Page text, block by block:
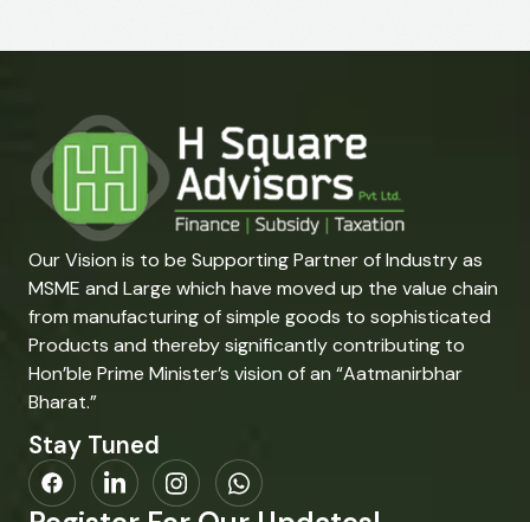
Our Vision is to be Supporting Partner of Industry as
MSME and Large which have moved up the value chain
from manufacturing of simple goods to sophisticated
Products and thereby significantly contributing to
Hon’ble Prime Minister’s vision of an “Aatmanirbhar
Bharat.”
Stay Tuned